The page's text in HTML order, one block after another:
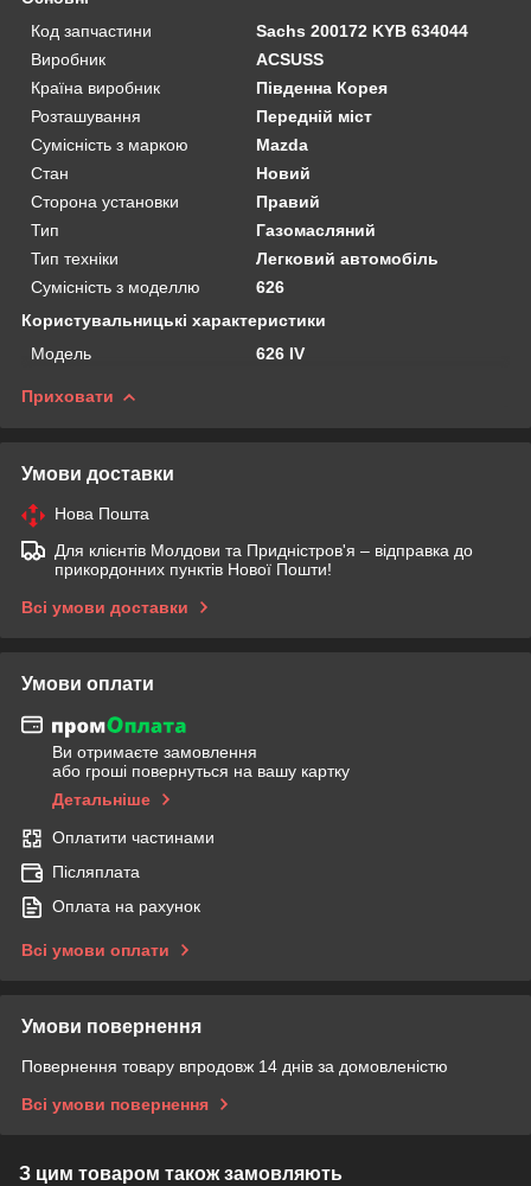
Код запчастини
Sachs 200172 KYB 634044
Виробник
ACSUSS
Країна виробник
Південна Корея
Розташування
Передній міст
Сумісність з маркою
Mazda
Стан
Новий
Сторона установки
Правий
Тип
Газомасляний
Тип техніки
Легковий автомобіль
Сумісність з моделлю
626
Користувальницькі характеристики
Мoдель
626 IV
Приховати
Умови доставки
Нова Пошта
Для клієнтів Молдови та Придністров'я – відправка до
прикордонних пунктів Нової Пошти!
Всі умови доставки
Умови оплати
Ви отримаєте замовлення
або гроші повернуться на вашу картку
Детальніше
Оплатити частинами
Післяплата
Оплата на рахунок
Всі умови оплати
Умови повернення
Повернення товару впродовж 14 днів за домовленістю
Всі умови повернення
З цим товаром також замовляють